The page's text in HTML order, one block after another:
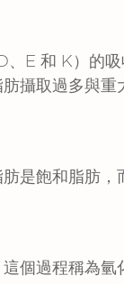
E 和 K）的
攝取過多與重
是飽和脂肪
個過程稱為氫